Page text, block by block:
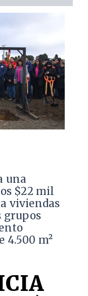
una
$22 mil
viviendas
grupos
4.500 m²